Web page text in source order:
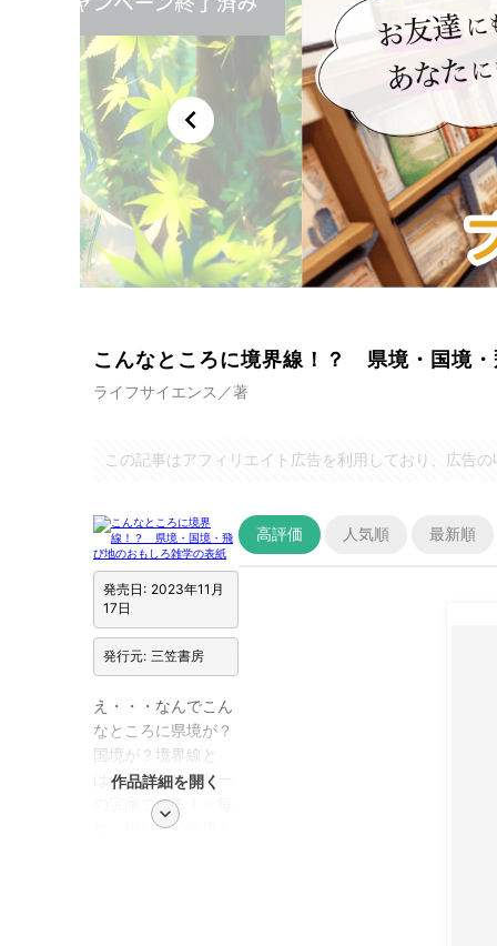
chevron_left
こんなところに境界線！？ 県境・国境
ライフサイエンス／著
この記事はアフィリエイト広告を利用しており、広告の
作品詳細を開く
chevron_right
発売日: 2023年11月
17日
発行元: 三笠書房
え・・・なんでこん
なところに県境が？
国境が？境界線と
は、歴史ミステリー
の宝庫である！・毎
年、綱引きで県境を
高評価 人気順 最新順